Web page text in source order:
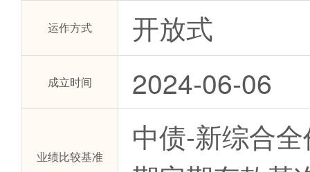
运作方式 开放式
成立时间 2024-06-06
业绩比较基准
中债-新综合